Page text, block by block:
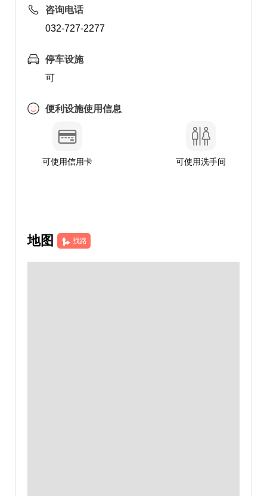
咨询电话
032-727-2277
停车设施
可
便利设施使用信息
可使用信用卡 可使用洗手间
地图 找路